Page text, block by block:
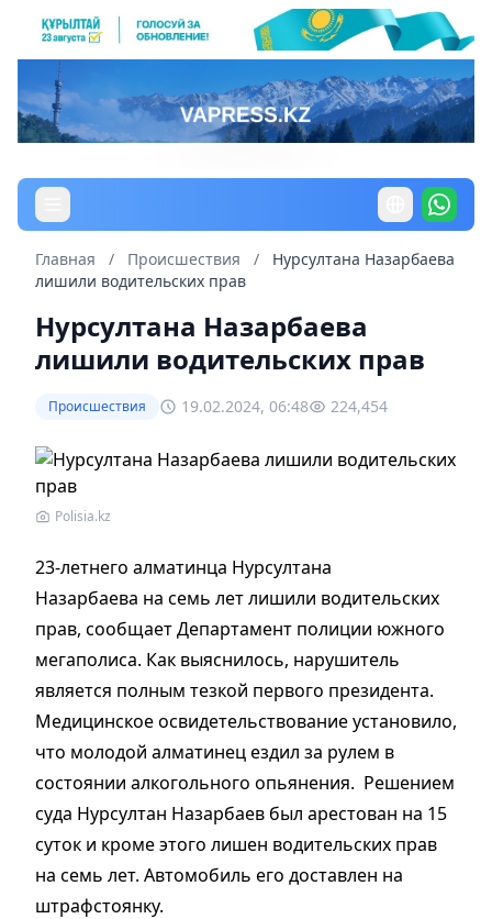
Главная / Происшествия /
Нурсултана Назарбаева
лишили водительских прав
Нурсултана Назарбаева
лишили водительских прав
Происшествия 19.02.2024, 06:48 224,454
Polisia.kz
23-летнего алматинца Нурсултана
Назарбаева на семь лет лишили водительских
прав, сообщает Департамент полиции южного
мегаполиса. Как выяснилось, нарушитель
является полным тезкой первого президента.
Медицинское освидетельствование установило,
что молодой алматинец ездил за рулем в
состоянии алкогольного опьянения. Решением
суда Нурсултан Назарбаев был арестован на 15
суток и кроме этого лишен водительских прав
на семь лет. Автомобиль его доставлен на
штрафстоянку.